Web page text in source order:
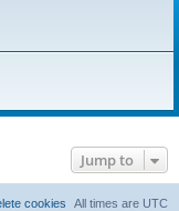
Jump to
All times are UTC
cookies